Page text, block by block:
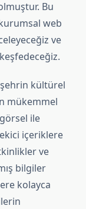
Bu
web
ve
kültürel
mükemmel
ile
içeriklere
ve
bilgiler
kolayca